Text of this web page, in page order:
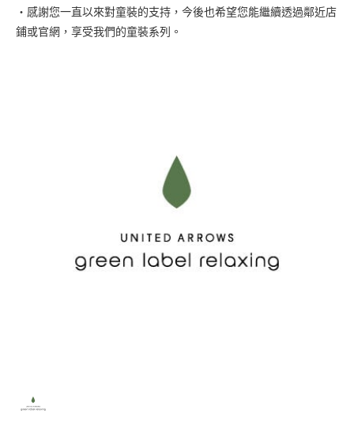
・感謝您一直以來對童裝的支持，今後也希望您能繼續透過鄰近店
鋪或官網，享受我們的童裝系列。